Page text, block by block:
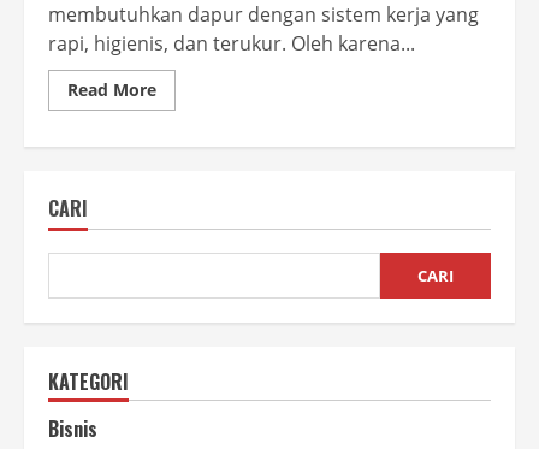
membutuhkan dapur dengan sistem kerja yang
rapi, higienis, dan terukur. Oleh karena...
Read MoreRead
more
Operasional
Bergizi
CARI
CARI
KATEGORI
Bisnis